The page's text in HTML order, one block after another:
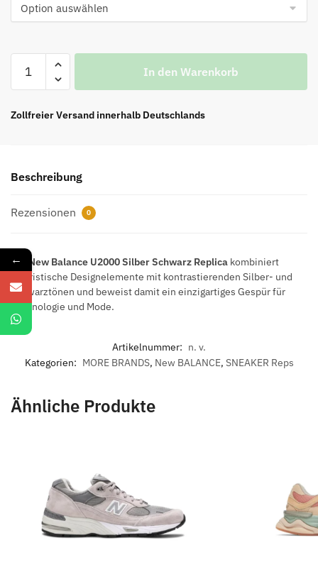
Balance
Silber
In den Warenkorb
Zollfreier Versand innerhalb Deutschlands
Beschreibung
Rezensionen 0
Der New Balance U2000 Silber Schwarz Replica kombiniert
futuristische Designelemente mit kontrastierenden Silber- und
Schwarztönen und beweist damit ein einzigartiges Gespür für
Technologie und Mode.
Artikelnummer: n. v.
Kategorien: MORE BRANDS, New BALANCE, SNEAKER Reps
Ähnliche Produkte
←